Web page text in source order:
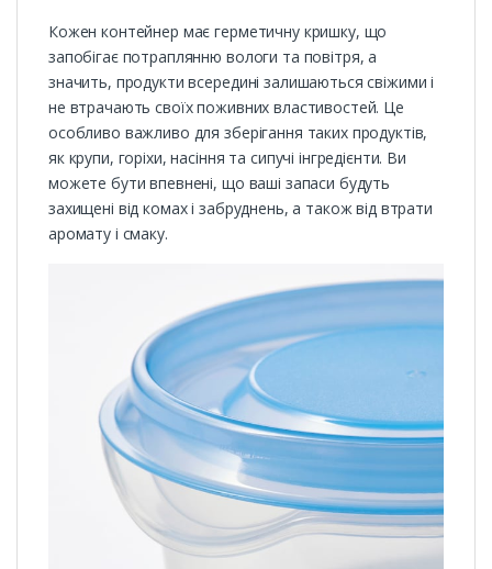
Кожен контейнер має герметичну кришку, що
запобігає потраплянню вологи та повітря, а
значить, продукти всередині залишаються свіжими і
не втрачають своїх поживних властивостей. Це
особливо важливо для зберігання таких продуктів,
як крупи, горіхи, насіння та сипучі інгредієнти. Ви
можете бути впевнені, що ваші запаси будуть
захищені від комах і забруднень, а також від втрати
аромату і смаку.